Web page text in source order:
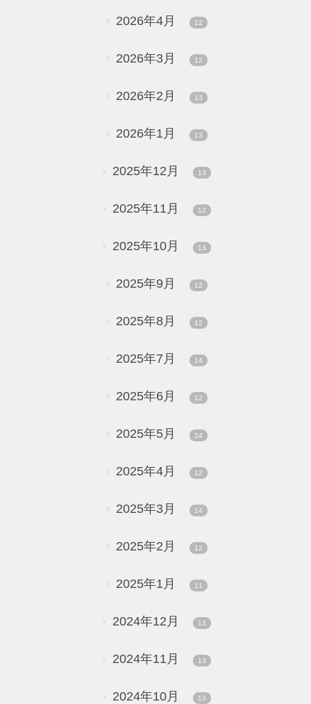
2026年4月 12
2026年3月 12
2026年2月 13
2026年1月 13
2025年12月 13
2025年11月 12
2025年10月 13
2025年9月 12
2025年8月 12
2025年7月 14
2025年6月 12
2025年5月 14
2025年4月 12
2025年3月 14
2025年2月 12
2025年1月 11
2024年12月 13
2024年11月 13
2024年10月 13